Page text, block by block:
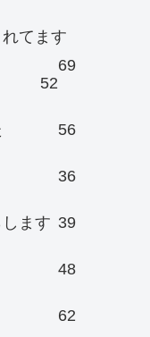
てます
69
52
56
36
ます 39
48
62